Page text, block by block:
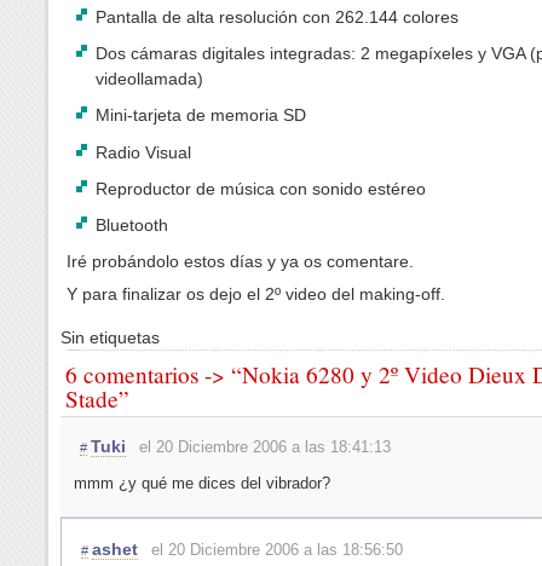
Pantalla de alta resolución con 262.144 colores
Dos cámaras digitales integradas: 2 megapíxeles y VGA
videollamada)
Mini-tarjeta de memoria SD
Radio Visual
Reproductor de música con sonido estéreo
Bluetooth
Iré probándolo estos días y ya os comentare.
Y para finalizar os dejo el 2º video del making-off.
Sin etiquetas
6 comentarios -> “Nokia 6280 y 2º Video Dieux
Stade”
# Tuki
el 20 Diciembre 2006 a las 18:41:13
mmm ¿y qué me dices del vibrador?
# ashet el 20 Diciembre 2006 a las 18:56:50